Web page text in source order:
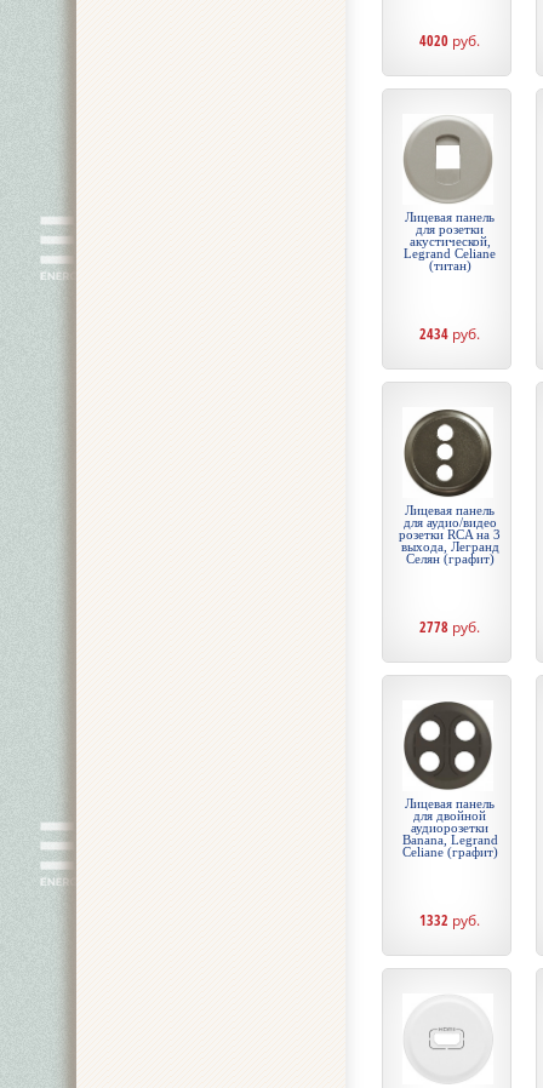
4020 руб.
Лицевая панель
для розетки
акустической,
Legrand Celiane
(титан)
2434 руб.
Лицевая панель
для аудио/видео
розетки RCA на 3
выхода, Легранд
Селян (графит)
2778 руб.
Лицевая панель
для двойной
аудиорозетки
Banana, Legrand
Celiane (графит)
1332 руб.